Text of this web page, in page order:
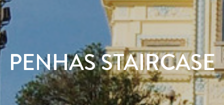
PENHAS STAIRCASE